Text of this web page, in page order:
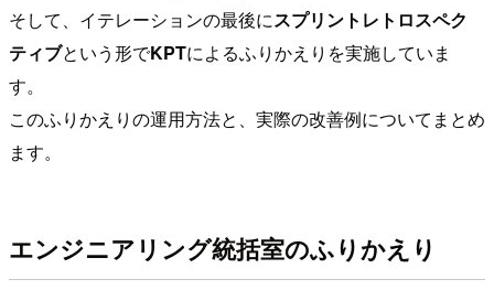
そして、イテレーションの最後にスプリントレトロスペク
ティブという形でKPTによるふりかえりを実施していま
す。
このふりかえりの運用方法と、実際の改善例についてまとめ
ます。
エンジニアリング統括室のふりかえり